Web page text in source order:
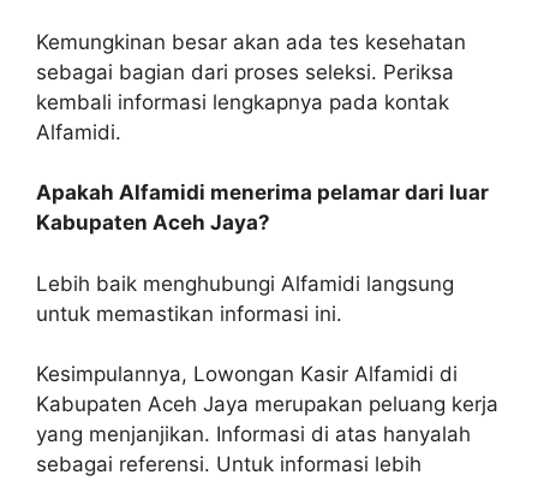
Kemungkinan besar akan ada tes kesehatan
sebagai bagian dari proses seleksi. Periksa
kembali informasi lengkapnya pada kontak
Alfamidi.
Apakah Alfamidi menerima pelamar dari luar
Kabupaten Aceh Jaya?
Lebih baik menghubungi Alfamidi langsung
untuk memastikan informasi ini.
Kesimpulannya, Lowongan Kasir Alfamidi di
Kabupaten Aceh Jaya merupakan peluang kerja
yang menjanjikan. Informasi di atas hanyalah
sebagai referensi. Untuk informasi lebih